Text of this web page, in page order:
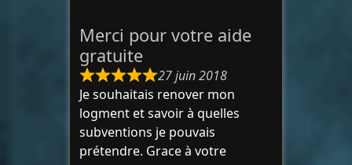
Merci pour votre aide
gratuite
27 juin 2018
Je souhaitais renover mon
logment et savoir à quelles
subventions je pouvais
prétendre. Grace à votre